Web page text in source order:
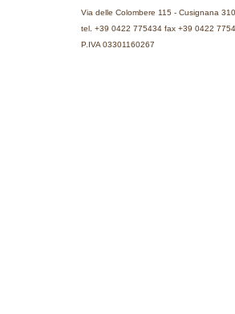
Via delle Colombere 115 - Cusignana
tel. +39 0422 775434 fax +39 0422
P.IVA 03301160267